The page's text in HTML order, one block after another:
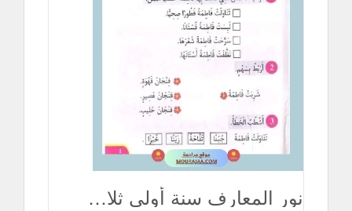
نور المعارف سنة أولى ثلاثي ثاني